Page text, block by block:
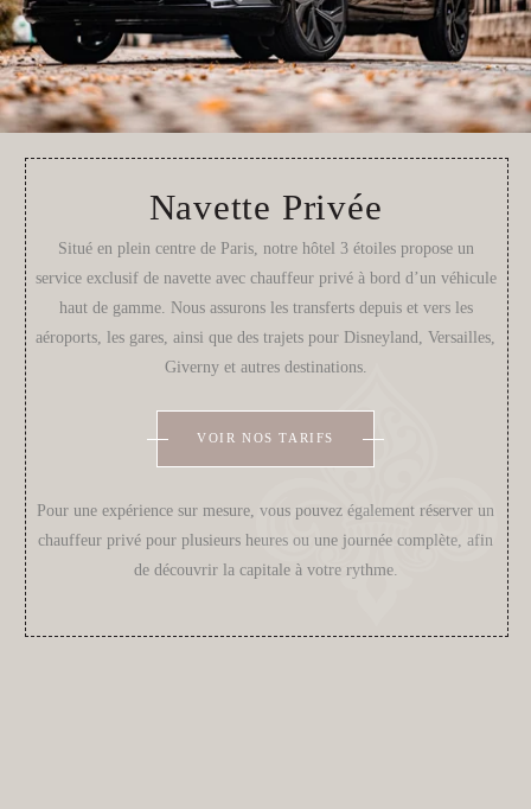
Navette Privée
Situé en plein centre de Paris, notre hôtel 3 étoiles propose un
service exclusif de navette avec chauffeur privé à bord d’un véhicule
haut de gamme. Nous assurons les transferts depuis et vers les
aéroports, les gares, ainsi que des trajets pour Disneyland, Versailles,
Giverny et autres destinations.
VOIR NOS TARIFS
Pour une expérience sur mesure, vous pouvez également réserver un
chauffeur privé pour plusieurs heures ou une journée complète, afin
de découvrir la capitale à votre rythme.